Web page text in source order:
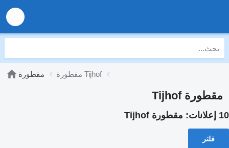
مقطورة مقطورة Tijhof
مقطورة Tijhof
10 إعلانات: مقطورة Tijhof
فلتر